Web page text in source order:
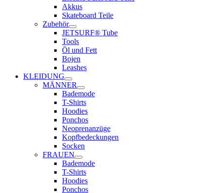
Akkus
Skateboard Teile
Zubehör
JETSURF® Tube
Tools
Öl und Fett
Bojen
Leashes
KLEIDUNG
MÄNNER
Bademode
T-Shirts
Hoodies
Ponchos
Neoprenanzüge
Kopfbedeckungen
Socken
FRAUEN
Bademode
T-Shirts
Hoodies
Ponchos